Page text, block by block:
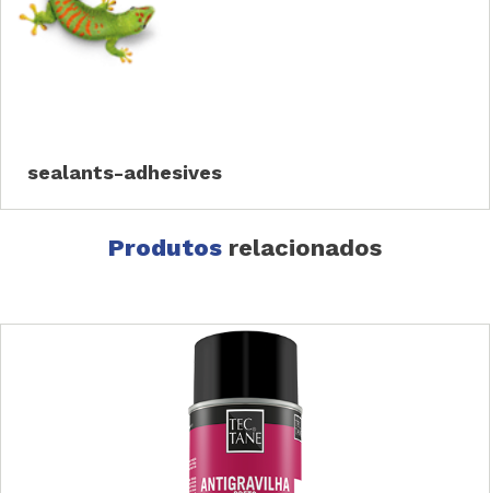
sealants-adhesives
Produtos relacionados